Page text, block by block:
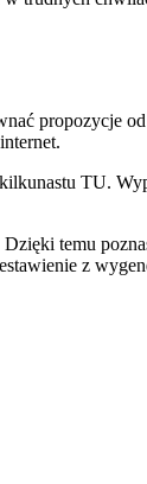
propozycje
TU.
temu
z